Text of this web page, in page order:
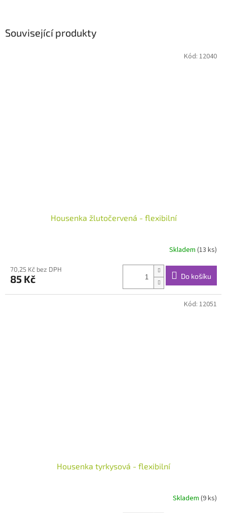
Související produkty
Housenka žlutočervená - flexibilní
Skladem (13 ks)
70,25 Kč bez DPH
85 Kč Do košíku
Kód: 12040
Housenka tyrkysová - flexibilní
Skladem(9 ks)
Kód: 12051